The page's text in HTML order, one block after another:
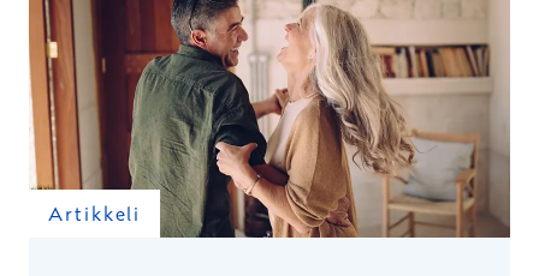
Artikkeli